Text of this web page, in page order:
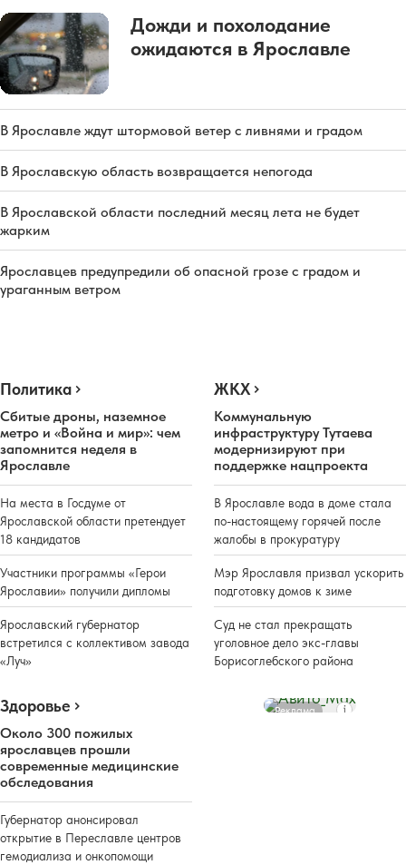
Дожди и похолодание
ожидаются в Ярославле
В Ярославле ждут штормовой ветер с ливнями и градом
В Ярославскую область возвращается непогода
В Ярославской области последний месяц лета не будет
жарким
Ярославцев предупредили об опасной грозе с градом и
ураганным ветром
Политика
Сбитые дроны, наземное
метро и «Война и мир»: чем
запомнится неделя в
Ярославле
На места в Госдуме от
Ярославской области претендует
18 кандидатов
Участники программы «Герои
Ярославии» получили дипломы
Ярославский губернатор
встретился с коллективом завода
«Луч»
ЖКХ
Коммунальную
инфраструктуру Тутаева
модернизируют при
поддержке нацпроекта
В Ярославле вода в доме стала
по-настоящему горячей после
жалобы в прокуратуру
Мэр Ярославля призвал ускорить
подготовку домов к зиме
Суд не стал прекращать
уголовное дело экс-главы
Борисоглебского района
Здоровье
Около 300 пожилых
ярославцев прошли
современные медицинские
обследования
Губернатор анонсировал
открытие в Переславле центров
гемодиализа и онкопомощи
Реклама